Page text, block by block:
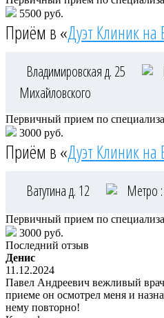
5500 руб.
Приём в «Дуэт Клиник
Владимировская д. 25
Михайловского
Первичный прием по
3000 руб.
Приём в «Дуэт Клиник на
Ватутина д. 12 Метро :
Первичный прием по
3000 руб.
Последний отзыв
Денис
11.12.2024
Павел Андреевич вежливый
приеме он осмотрел меня и
нему повторно!